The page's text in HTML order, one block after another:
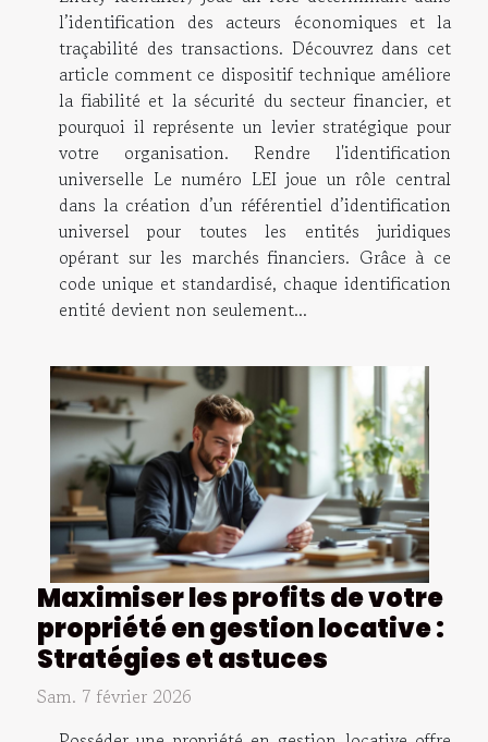
l’identification des acteurs économiques et la
traçabilité des transactions. Découvrez dans cet
article comment ce dispositif technique améliore
la fiabilité et la sécurité du secteur financier, et
pourquoi il représente un levier stratégique pour
votre organisation. Rendre l'identification
universelle Le numéro LEI joue un rôle central
dans la création d’un référentiel d’identification
universel pour toutes les entités juridiques
opérant sur les marchés financiers. Grâce à ce
code unique et standardisé, chaque identification
entité devient non seulement...
Maximiser les profits de votre
propriété en gestion locative :
Stratégies et astuces
Sam. 7 février 2026